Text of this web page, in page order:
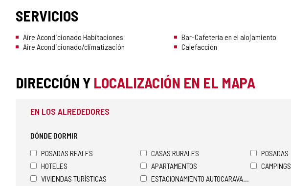
SERVICIOS
Aire Acondicionado Habitaciones
Aire Acondicionado/climatización
Bar-Cafetería en el alojamiento
Calefacción
DIRECCIÓN Y LOCALIZACIÓN EN EL MAPA
EN LOS ALREDEDORES
DÓNDE DORMIR
POSADAS REALES
CASAS RURALES POSADAS
HOTELES
APARTAMENTOS CAMPINGS
VIVIENDAS TURÍSTICAS
ESTACIONAMIENTO AUTOCARAVANAS